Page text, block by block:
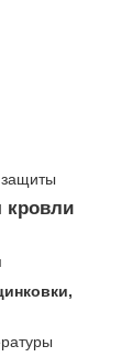
кровли